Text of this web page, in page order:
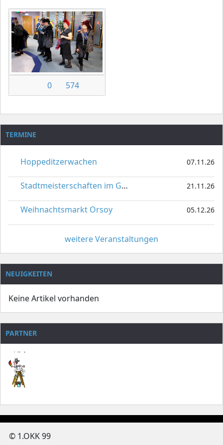
0 574
TERMINE
Hoppeditzerwachen 07.11.26
Stadtmeisterschaften im Gardetanz 21.11.26
Weihnachtsmarkt Orsoy 05.12.26
weitere Veranstaltungen
NEUIGKEITEN
Keine Artikel vorhanden
PARTNER
© 1.OKK 99